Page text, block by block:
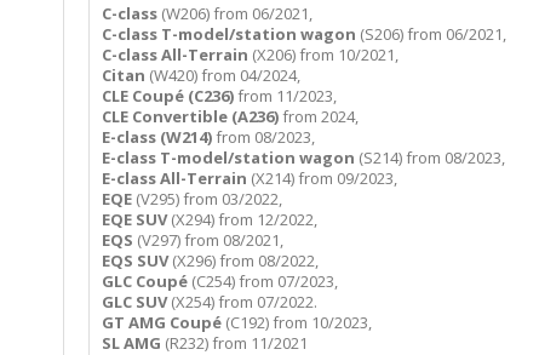
C-class (W206) from 06/2021,
C-class T-model/station wagon (S206) from 06/2021,
C-class All-Terrain (X206) from 10/2021,
Citan (W420) from 04/2024,
CLE Coupé (C236)from 11/2023,
CLE Convertible (A236)from 2024,
E-class (W214)from 08/2023,
E-class T-model/station wagon (S214) from 08/2023,
E-class All-Terrain (X214) from 09/2023,
EQE (V295) from 03/2022,
EQE SUV(X294) from 12/2022,
EQS (V297) from 08/2021,
EQS SUV(X296) from 08/2022,
GLC Coupé (C254) from 07/2023,
GLC SUV(X254) from 07/2022.
GT AMG Coupé (C192) from 10/2023,
SL AMG (R232) from 11/2021